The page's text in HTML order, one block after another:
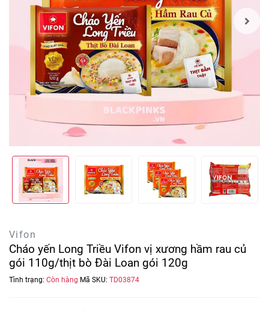
Vifon
Cháo yến Long Triều Vifon vị xương hầm rau củ
gói 110g/thịt bò Đài Loan gói 120g
Tình trạng: Còn hàng Mã SKU: TD03874